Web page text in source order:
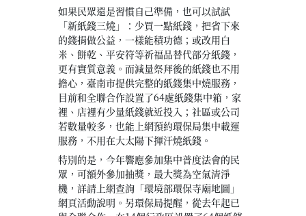
如果民眾還是習慣自己準備，也可以試試
「新紙錢三燒」：少買一點紙錢，把省下來
的錢捐做公益，一樣能積功德；或改用白
米、餅乾、平安符等祈福品替代部分紙錢，
更有實質意義。而減量祭拜後的紙錢也不用
擔心，臺南市提供完整的紙錢集中燒服務，
目前和全聯合作設置了64處紙錢集中箱，家
裡、店裡有少量紙錢就近投入；社區或公司
若數量較多，也能上網預約環保局集中載運
服務，不用在大太陽下揮汗燒紙錢。
特別的是，今年響應參加集中普度法會的民
眾，可額外參加抽獎，最大獎為空氣清淨
機，詳請上網查詢「環境部環保寺廟地圖」
網頁活動說明。另環保局提醒，從去年起已